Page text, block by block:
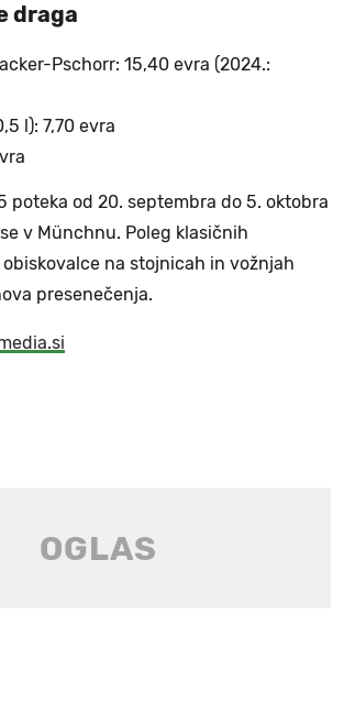
draga
Pschorr: 15,40 evra (2024.:
l): 7,70 evra
poteka od 20. septembra do 5. oktobra
v Münchnu. Poleg klasičnih
na stojnicah in vožnjah
presenečenja.